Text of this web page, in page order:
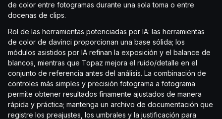
de color entre fotogramas durante una sola toma o entre
docenas de clips.
Rol de las herramientas potenciadas por IA: las herramientas
de color de davinci proporcionan una base sólida; los
módulos asistidos por IA refinan la exposición y el balance de
blancos, mientras que Topaz mejora el ruido/detalle en el
conjunto de referencia antes del análisis. La combinación de
controles más simples y precisión fotograma a fotograma
permite obtener resultados finamente ajustados de manera
rápida y práctica; mantenga un archivo de documentación que
registre los preajustes, los umbrales y la justificación para